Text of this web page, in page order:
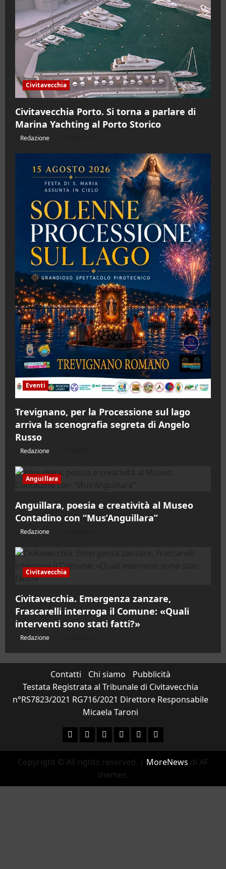
Civitavecchia
Civitavecchia Porto. Si torna a parlare di
Marina Yachting al Porto Storico
Redazione
Eventi
Trevignano, per la Processione sul lago
arriva la scenografia segreta di Angelo
Russo
Redazione
Anguillara
Anguillara, poesia e creatività al Museo
Contadino con “Mus’Anguillara”
Redazione
Civitavecchia
Civitavecchia. Emergenza zanzare,
Frascarelli interroga il Comune: «Quali
interventi sono stati fatti?»
Redazione
Contatti Chi siamo
Pubblicità
Testata Registrata al Tribunale di Civitavecchia
n°RS7823/2021 RG716/2021 Direttore Responsabile
Micaela Taroni
FacebookInstagram
YouTubeTwitterEmailEnte Parco
Copyright © All rights reserved. | MoreNews di AF
themes.